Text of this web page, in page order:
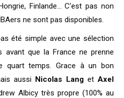
Finlande… C’est pas non
ne sont pas disponibles.
été simple avec une sélection
avant que la France ne prenne
quart temps. Grace à un bon
aussi Nicolas Lang et Axel
Albicy très propre (100% au